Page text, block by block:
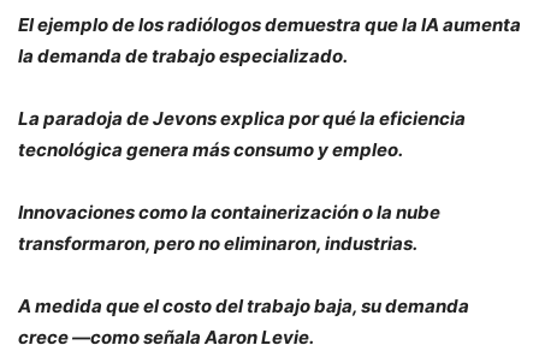
El ejemplo de los radiólogos demuestra que la IA aumenta
la demanda de trabajo especializado.
La paradoja de Jevons explica por qué la eficiencia
tecnológica genera más consumo y empleo.
Innovaciones como la containerización o la nube
transformaron, pero no eliminaron, industrias.
A medida que el costo del trabajo baja, su demanda
crece —como señala Aaron Levie.